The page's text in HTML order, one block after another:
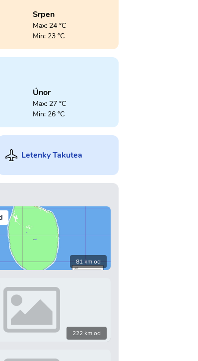
Srpen
Max: 24 °C
Min: 23 °C
Únor
Max: 27 °C
Min: 26 °C
Letenky Takutea
81 km od
222 km od